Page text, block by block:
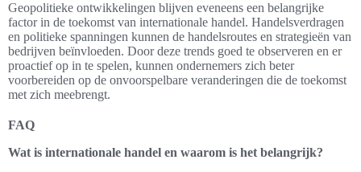
Geopolitieke ontwikkelingen blijven eveneens een belangrijke
factor in de toekomst van internationale handel. Handelsverdragen
en politieke spanningen kunnen de handelsroutes en strategieën van
bedrijven beïnvloeden. Door deze trends goed te observeren en er
proactief op in te spelen, kunnen ondernemers zich beter
voorbereiden op de onvoorspelbare veranderingen die de toekomst
met zich meebrengt.
FAQ
Wat is internationale handel en waarom is het belangrijk?